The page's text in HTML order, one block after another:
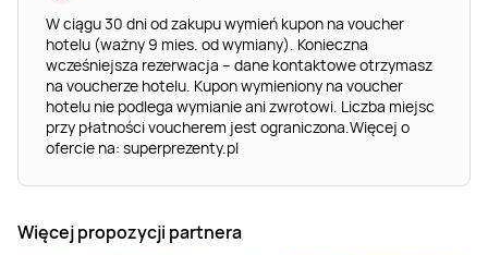
W ciągu 30 dni od zakupu wymień kupon na voucher
hotelu (ważny 9 mies. od wymiany). Konieczna
wcześniejsza rezerwacja – dane kontaktowe otrzymasz
na voucherze hotelu. Kupon wymieniony na voucher
hotelu nie podlega wymianie ani zwrotowi. Liczba miejsc
przy płatności voucherem jest ograniczona.Więcej o
ofercie na: superprezenty.pl
Więcej propozycji partnera